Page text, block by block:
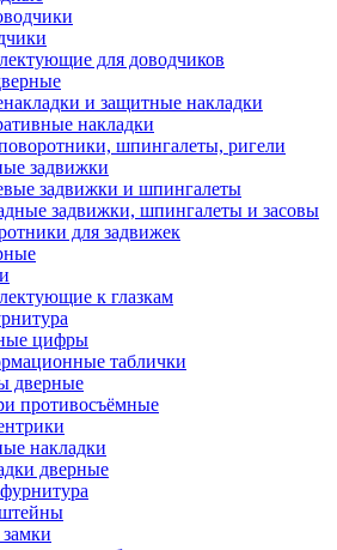
для доводчиков
и защитные накладки
накладки
шпингалеты, ригели
задвижки
задвижки и шпингалеты
задвижки, шпингалеты и засовы
для задвижек
к глазкам
цифры
таблички
дверные
противосъёмные
накладки
дверные